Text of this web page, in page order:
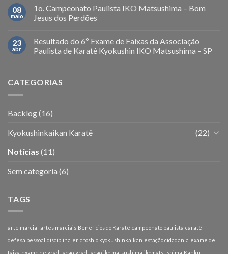
08
maio
1o. Campeonato Paulista IKO Matsushima – Bom
Jesus dos Perdões
23
abr
Resultado do 6º Exame de Faixas da Associação
Paulista de Karatê Kyokushin IKO Matsushima – SP
CATEGORIAS
Backlog(16)
Kyokushinkaikan Karatê
(22)
Notícias (11)
Sem categoria (6)
TAGS
arte marcial artes marciais Benefícios do Karatê campeonato paulista caratê
defesa pessoal disciplina eric toshio kyokushinkaikan estação cidadania exame de